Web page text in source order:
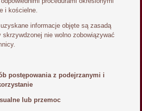
i kościelne.
informacje objęte są zasadą
skrzywdzonej nie wolno zobowiązywać
postępowania z podejrzanymi i
przemoc